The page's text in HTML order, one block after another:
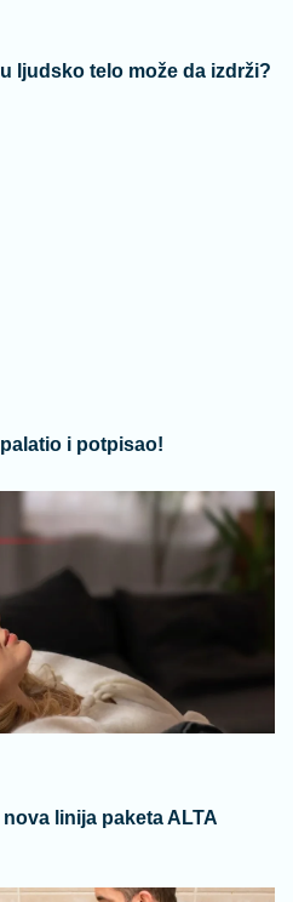
ljudsko telo može da izdrži?
i potpisao!
linija paketa ALTA